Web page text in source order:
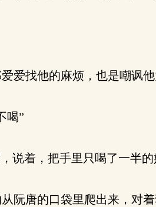
爱找他的麻烦，也是嘲讽
喝”
着，把手里只喝了一半的
唐的口袋里爬出来，对